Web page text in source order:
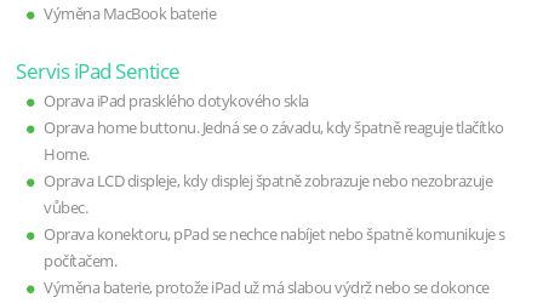
Výměna MacBook baterie
Servis iPad Sentice
Oprava iPad prasklého dotykového skla
Oprava home buttonu. Jedná se o závadu, kdy špatně reaguje tlačítko
Home.
Oprava LCD displeje, kdy displej špatně zobrazuje nebo nezobrazuje
vůbec.
Oprava konektoru, pPad se nechce nabíjet nebo špatně komunikuje s
počítačem.
Výměna baterie, protože iPad už má slabou výdrž nebo se dokonce